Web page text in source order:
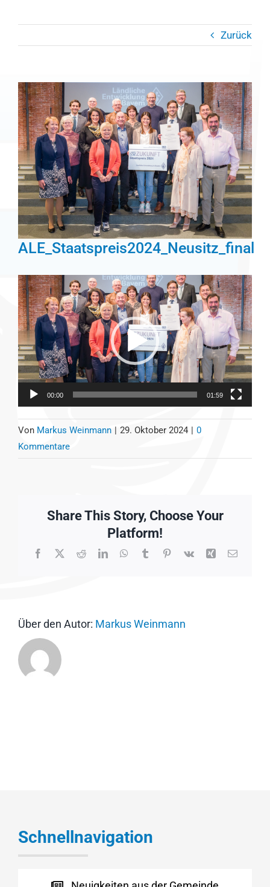
Zurück
Zeige
grösseres
Bild
ALE_Staatspreis2024_Neusitz_final
Video-
Player
00:00 01:59
Von Markus Weinmann | 29. Oktober 2024 | 0
Kommentare
Share This Story, Choose Your
Platform!
Facebook
X RedditLinkedInWhatsApp
TumblrPinterest
Vk Xing E-
Über den Autor: Markus Weinmann
Schnellnavigation